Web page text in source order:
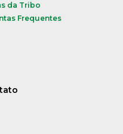
da Tribo
Frequentes